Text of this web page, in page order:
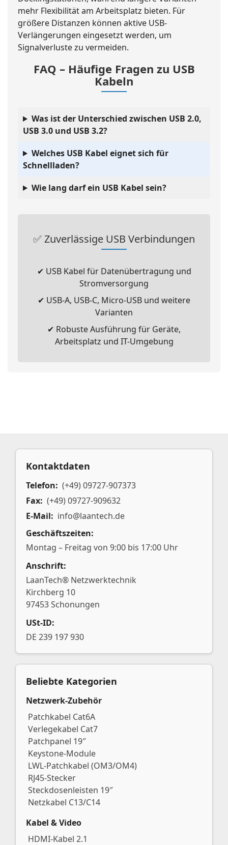
mehr Flexibilität am Arbeitsplatz bieten. Für
größere Distanzen können aktive USB-
Verlängerungen eingesetzt werden, um
Signalverluste zu vermeiden.
FAQ – Häufige Fragen zu USB
Kabeln
Was ist der Unterschied zwischen USB 2.0,
USB 3.0 und USB 3.2?
Welches USB Kabel eignet sich für
Schnellladen?
Wie lang darf ein USB Kabel sein?
✅ Zuverlässige USB Verbindungen
✔ USB Kabel für Datenübertragung und
Stromversorgung
✔ USB-A, USB-C, Micro-USB und weitere
Varianten
✔ Robuste Ausführung für Geräte,
Arbeitsplatz und IT-Umgebung
Kontaktdaten
Telefon: (+49) 09727-907373
Fax: (+49) 09727-909632
E-Mail: info@laantech.de
Geschäftszeiten:
Montag – Freitag von 9:00 bis 17:00 Uhr
Anschrift:
LaanTech® Netzwerktechnik
Kirchberg 10
97453 Schonungen
USt-ID:
DE 239 197 930
Beliebte Kategorien
Netzwerk-Zubehör
Patchkabel Cat6A
Verlegekabel Cat7
Patchpanel 19″
Keystone-Module
LWL-Patchkabel (OM3/OM4)
RJ45-Stecker
Steckdosenleisten 19″
Netzkabel C13/C14
Kabel & Video
HDMI-Kabel 2.1